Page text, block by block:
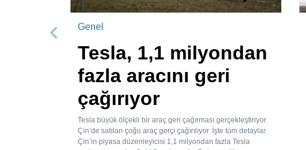
Genel
Tesla, 1,1 milyondan
fazla aracını geri
çağırıyor
Tesla büyük ölçekli bir araç geri çağırması gerçekleştiriyor.
Çin’de satılan çoğu araç gerçi çağırılıyor. İşte tüm detaylar.
Çin’in piyasa düzenleyicisi 1,1 milyondan fazla Tesla
Önceki